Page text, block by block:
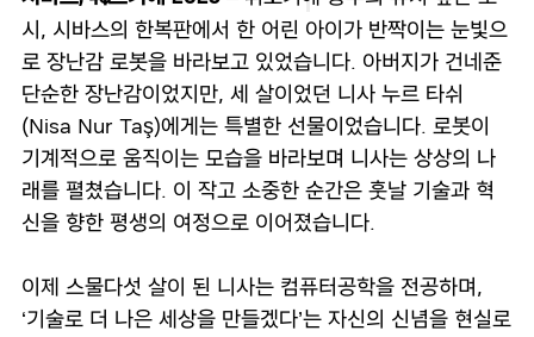
시, 시바스의 한복판에서 한 어린 아이가 반짝이는 눈빛으
로 장난감 로봇을 바라보고 있었습니다. 아버지가 건네준
단순한 장난감이었지만, 세 살이었던 니사 누르 타쉬
(Nisa Nur Taş)에게는 특별한 선물이었습니다. 로봇이
기계적으로 움직이는 모습을 바라보며 니사는 상상의 나
래를 펼쳤습니다. 이 작고 소중한 순간은 훗날 기술과 혁
신을 향한 평생의 여정으로 이어졌습니다.
이제 스물다섯 살이 된 니사는 컴퓨터공학을 전공하며,
‘기술로 더 나은 세상을 만들겠다’는 자신의 신념을 현실로